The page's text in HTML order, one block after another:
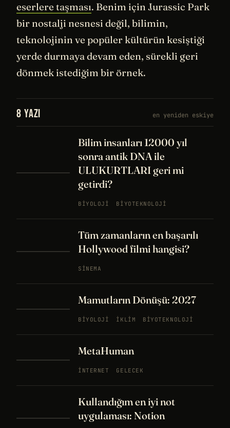
eserlere taşması. Benim için Jurassic Park
bir nostalji nesnesi değil, bilimin,
teknolojinin ve popüler kültürün kesiştiği
yerde durmaya devam eden, sürekli geri
dönmek istediğim bir örnek.
8 YAZI en yeniden eskiye
Bilim insanları 12000 yıl
sonra antik DNA ile
ULUKURTLARI geri mi
getirdi?
BIYOLOJI BIYOTEKNOLOJI
Tüm zamanların en başarılı
Hollywood filmi hangisi?
SINEMA
Mamutların Dönüşü: 2027
BIYOLOJI İKLIM BIYOTEKNOLOJI
MetaHuman
İNTERNET GELECEK
Kullandığım en iyi not
uygulaması: Notion